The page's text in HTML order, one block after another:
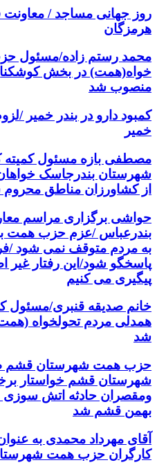
روز جهانی مساجد /
هرمزگان
محمد رستم زاده/مسئول
خواه(همت) در بخش
منصوب شد
کمبود دارو در بندر خمیر /
خمیر
مصطفی بازه مسئول
شهرستان بندرجاسک
از کشاورزان مناطق
حواشی برگزاری مراسم
بندرعباس /عزم حزب همت
به مردم متوقف نمی شود /
پاسخگو شود/این رفتار غیر
پیگیری می کنیم
خانم صدیقه قنبری/مسئول
همدلی مردم تحولخواه
شد
حزب همت شهرستان قشم
شهرستان قشم خواستار
ومقصران حادثه اتش سوزی
بهمن قشم شد
آقای مهرداد محمدی به
کارگران حزب همت